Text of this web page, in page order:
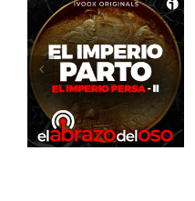
El Abrazo
del Oso. La
guerra de
los 30 años:
La
intervención